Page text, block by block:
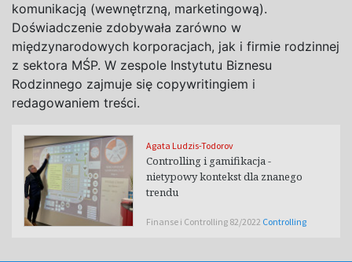
komunikacją (wewnętrzną, marketingową).
Doświadczenie zdobywała zarówno w
międzynarodowych korporacjach, jak i firmie rodzinnej
z sektora MŚP. W zespole Instytutu Biznesu
Rodzinnego zajmuje się copywritingiem i
redagowaniem treści.
Agata Ludzis-Todorov
Controlling i gamifikacja -
nietypowy kontekst dla znanego
trendu
Finanse i Controlling 82/2022 Controlling